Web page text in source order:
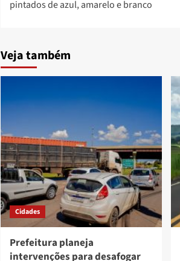
pintados de azul, amarelo e branco
Veja também
Cidades
Prefeitura planeja
intervenções para desafogar